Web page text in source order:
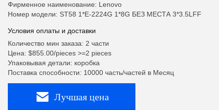
Фирменное наименование: Lenovo
Номер модели: ST58 1*E-2224G 1*8G БЕЗ МЕСТА 3*3.5LFF
Условия оплаты и доставки
Количество мин заказа: 2 части
Цена: $855.00/pieces >=2 pieces
Упаковывая детали: коробка
Поставка способности: 10000 часть/частей в Месяц
Лучшая цена